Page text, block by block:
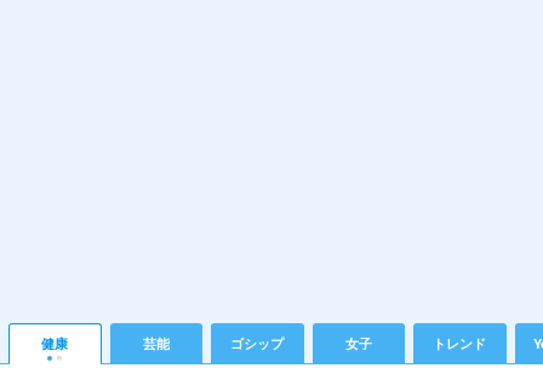
健康 芸能 ゴシップ 女子 トレンド